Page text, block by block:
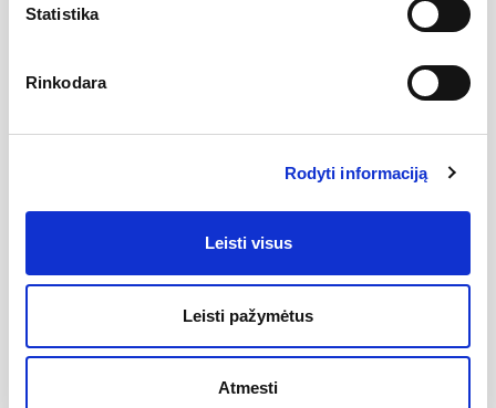
Statistika
Rinkodara
Rodyti informaciją
Leisti visus
Leisti pažymėtus
Atmesti
forest) regiono. Kompaniją „Hansgrohe“ 1901 metais įkūrė
Tradicijos ir lyderystė leidžia kompanijai užimti svarbią vietą
santechnikos pramonėje. Gamintojas yra pripažintas dizaino